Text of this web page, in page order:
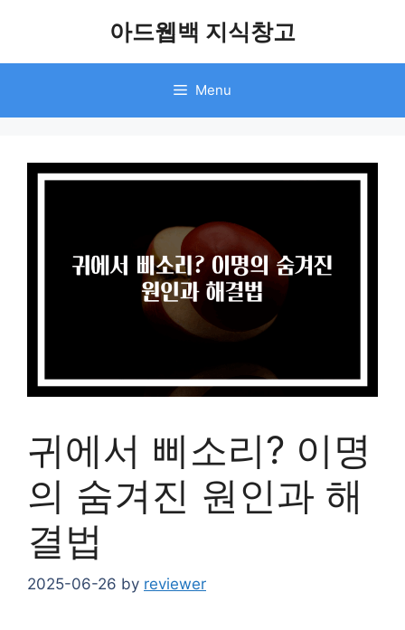
아드웹백 지식창고
Menu
귀에서 삐소리? 이명
의 숨겨진 원인과 해
결법
2025-06-26 by reviewer